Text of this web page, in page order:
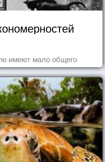
имеют мало общего